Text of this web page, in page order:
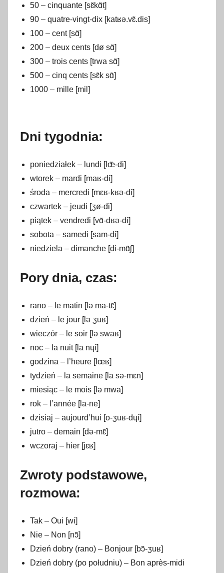
50 – cinquante [sɛ̃kɑ̃t]
90 – quatre-vingt-dix [katʁə.vɛ̃.dis]
100 – cent [sɑ̃]
200 – deux cents [dø sɑ̃]
300 – trois cents [trwa sɑ̃]
500 – cinq cents [sɛ̃k sɑ̃]
1000 – mille [mil]
Dni tygodnia:
poniedziałek – lundi [lœ̃-di]
wtorek – mardi [maʁ-di]
środa – mercredi [mɛʁ-kʁə-di]
czwartek – jeudi [ʒø-di]
piątek – vendredi [vɑ̃-dʁə-di]
sobota – samedi [sam-di]
niedziela – dimanche [di-mɑ̃ʃ]
Pory dnia, czas:
rano – le matin [lə ma-tɛ̃]
dzień – le jour [lə ʒuʁ]
wieczór – le soir [lə swaʁ]
noc – la nuit [la nɥi]
godzina – l’heure [lœʁ]
tydzień – la semaine [la sə-mɛn]
miesiąc – le mois [lə mwa]
rok – l’année [la-ne]
dzisiaj – aujourd’hui [o-ʒuʁ-dɥi]
jutro – demain [də-mɛ̃]
wczoraj – hier [jɛʁ]
Zwroty podstawowe,
rozmowa:
Tak – Oui [wi]
Nie – Non [nɔ̃]
Dzień dobry (rano) – Bonjour [bɔ̃-ʒuʁ]
Dzień dobry (po południu) – Bon après-midi